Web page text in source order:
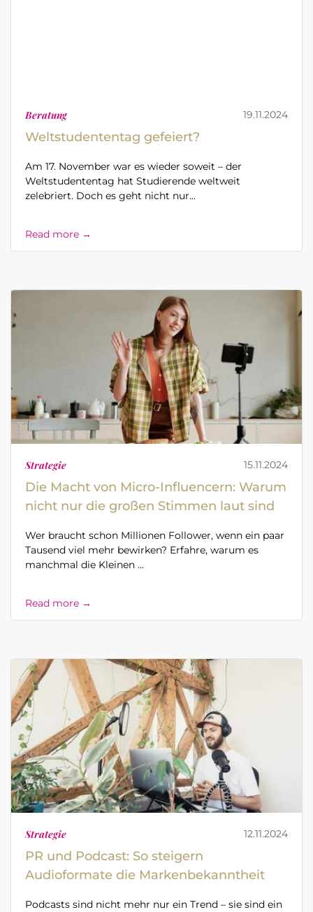
Beratung 19.11.2024
Weltstudententag gefeiert?
Am 17. November war es wieder soweit – der
Weltstudententag hat Studierende weltweit
zelebriert. Doch es geht nicht nur...
Read more →
Strategie 15.11.2024
Die Macht von Micro-Influencern: Warum
nicht nur die großen Stimmen laut sind
Wer braucht schon Millionen Follower, wenn ein paar
Tausend viel mehr bewirken? Erfahre, warum es
manchmal die Kleinen ...
Read more →
Strategie 12.11.2024
PR und Podcast: So steigern
Audioformate die Markenbekanntheit
Podcasts sind nicht mehr nur ein Trend – sie sind ein